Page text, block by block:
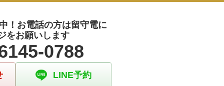
！お電話の方は留守電に
をお願いします
0788
LINE予約